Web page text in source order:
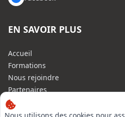
EN SAVOIR PLUS
Accueil
Formations
Nous rejoindre
Partenaires
Autres missions
Le C.N.E.